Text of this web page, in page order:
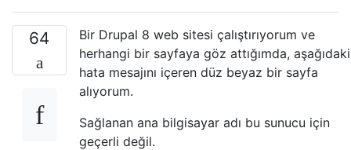
64
Bir Drupal 8 web sitesi çalıştırıyorum ve
herhangi bir sayfaya göz attığımda, aşağıdaki
hata mesajını içeren düz beyaz bir sayfa
alıyorum.
Sağlanan ana bilgisayar adı bu sunucu için
geçerli değil.